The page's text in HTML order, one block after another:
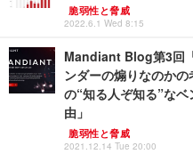
脆弱性と脅威
2022.6.1 Wed 8:15
Mandiant Blog第3回
ンダーの煽りなのか
の“知る人ぞ知る”な
由」
脆弱性と脅威
2021.12.14 Tue 20:00